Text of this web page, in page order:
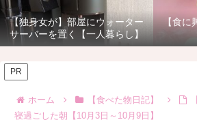
【独身女が】部屋にウォーター
サーバーを置く【一人暮らし】
【食に
PR
ホーム 【食べた物日記】
寝過ごした朝【10月3日～10月9日】